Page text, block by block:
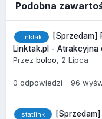
Podobna
linktak
[Sprzedam]
Linktak.pl - Atrakcyjna
Przez boloo, 2 Lipca
0 odpowiedzi 96
statlink